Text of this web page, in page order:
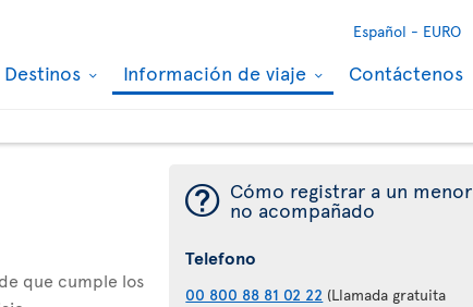
Español - EURO
Destinos Información de viaje Contáctenos
que cumple los
¯ Cómo registrar a un menor
no acompañado
Telefono
00 800 88 81 02 22 (Llamada gratuita